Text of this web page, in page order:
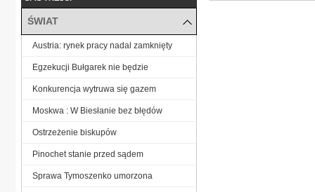
ŚWIAT
Austria: rynek pracy nadal zamknięty
Egzekucji Bułgarek nie będzie
Konkurencja wytruwa się gazem
Moskwa : W Biesłanie bez błędów
Ostrzeżenie biskupów
Pinochet stanie przed sądem
Sprawa Tymoszenko umorzona